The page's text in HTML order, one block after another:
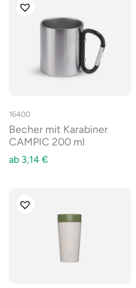
16400
Becher mit Karabiner
CAMPIC 200 ml
ab 3,14 €